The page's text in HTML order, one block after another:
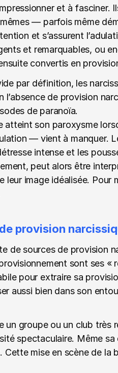
et à fasciner.
— parfois même
et s’assurent
et remarquables, ou
convertis en
par définition, les
l’absence de provision
de paranoïa.
atteint son paroxysme
— vient à manquer.
intense et les
peut alors être
leur image idéalisée. Pour
provision
de sources de provision
sont ses «
pour extraire sa
aussi bien dans son
un groupe ou un club
spectaculaire. Même
mise en scène de la